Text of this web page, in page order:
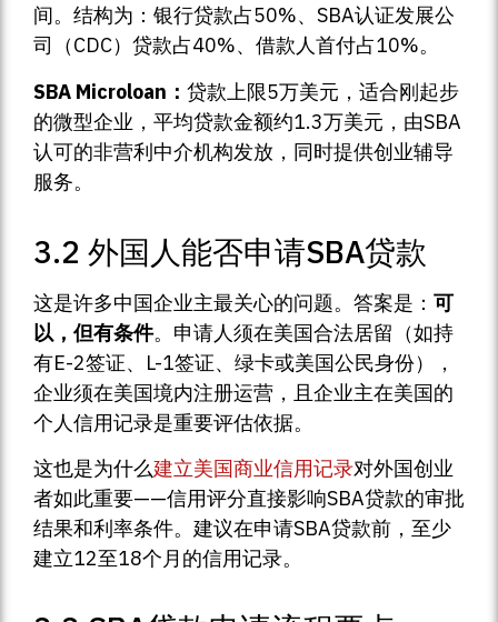
间。结构为：银行贷款占50%、SBA认证发展公
司（CDC）贷款占40%、借款人首付占10%。
SBA Microloan： 贷款上限5万美元，适合刚起步
的微型企业，平均贷款金额约1.3万美元，由SBA
认可的非营利中介机构发放，同时提供创业辅导
服务。
3.2 外国人能否申请SBA贷款
这是许多中国企业主最关心的问题。答案是： 可
以，但有条件。申请人须在美国合法居留（如持
有E-2签证、L-1签证、绿卡或美国公民身份），
企业须在美国境内注册运营，且企业主在美国的
个人信用记录是重要评估依据。
这也是为什么建立美国商业信用记录对外国创业
者如此重要——信用评分直接影响SBA贷款的审批
结果和利率条件。建议在申请SBA贷款前，至少
建立12至18个月的信用记录。